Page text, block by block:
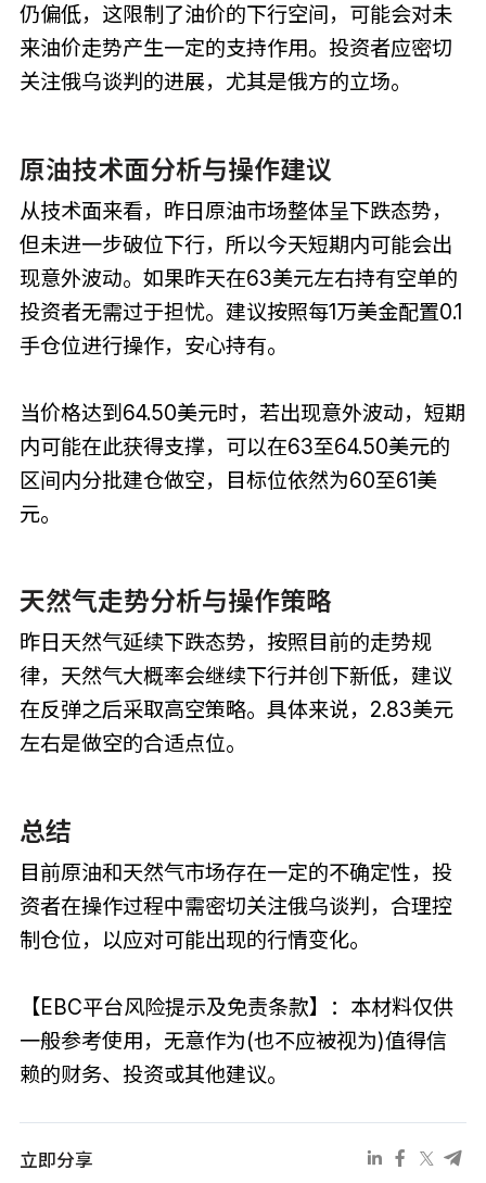
仍偏低，这限制了油价的下行空间，可能会对未
来油价走势产生一定的支持作用。投资者应密切
关注俄乌谈判的进展，尤其是俄方的立场。
原油技术面分析与操作建议
从技术面来看，昨日原油市场整体呈下跌态势，
但未进一步破位下行，所以今天短期内可能会出
现意外波动。如果昨天在63美元左右持有空单的
投资者无需过于担忧。建议按照每1万美金配置0.1
手仓位进行操作，安心持有。
当价格达到64.50美元时，若出现意外波动，短期
内可能在此获得支撑，可以在63至64.50美元的
区间内分批建仓做空，目标位依然为60至61美
元。
天然气走势分析与操作策略
昨日天然气延续下跌态势，按照目前的走势规
律，天然气大概率会继续下行并创下新低，建议
在反弹之后采取高空策略。具体来说，2.83美元
左右是做空的合适点位。
总结
目前原油和天然气市场存在一定的不确定性，投
资者在操作过程中需密切关注俄乌谈判，合理控
制仓位，以应对可能出现的行情变化。
【EBC平台风险提示及免责条款】：本材料仅供
一般参考使用，无意作为(也不应被视为)值得信
赖的财务、投资或其他建议。
立即分享